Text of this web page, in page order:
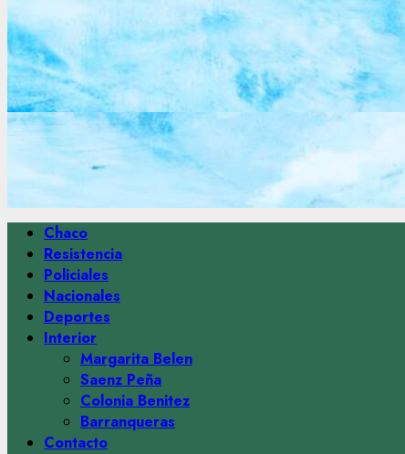
Menú
principal
Chaco
Resistencia
Policiales
Nacionales
Deportes
Interior
Margarita Belen
Saenz Peña
Colonia Benitez
Barranqueras
Contacto